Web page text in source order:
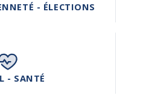
- ÉLECTIONS
- SANTÉ